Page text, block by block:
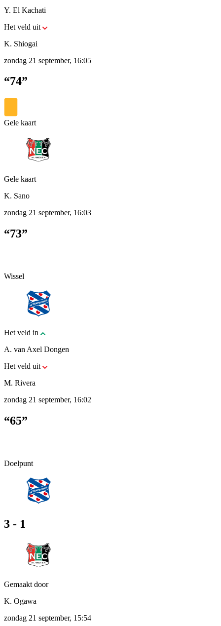
Y. El Kachati
Het veld uit
K. Shiogai
zondag 21 september, 16:05
“74”
Gele kaart
Gele kaart
K. Sano
zondag 21 september, 16:03
“73”
Wissel
Het veld in
A. van Axel Dongen
Het veld uit
M. Rivera
zondag 21 september, 16:02
“65”
Doelpunt
3 - 1
Gemaakt door
K. Ogawa
zondag 21 september, 15:54